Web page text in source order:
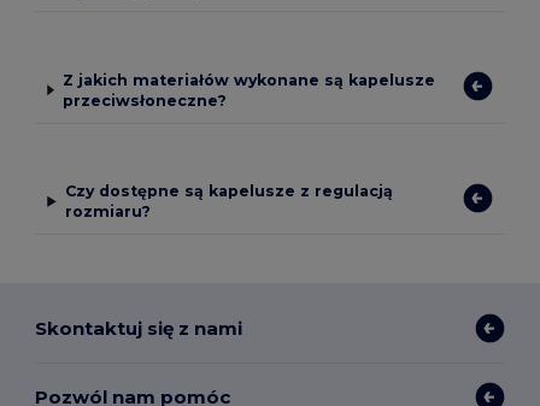
Z jakich materiałów wykonane są kapelusze
przeciwsłoneczne?
Czy dostępne są kapelusze z regulacją
rozmiaru?
Skontaktuj się z nami
Pozwól nam pomóc